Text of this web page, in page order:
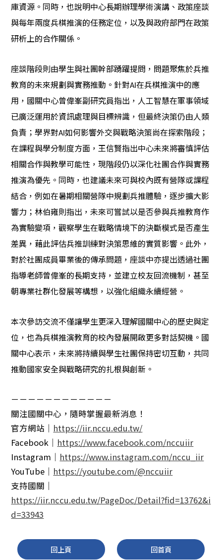
庫資源。同時，也說明中心長期辦理學術演講、政策座談
與每年兩度兵棋推演的任務定位，以及與政府部門在政策
研析上的合作關係。
座談階段則由學生與社團幹部踴躍提問，問題聚焦於兵推
教育的未來規劃與實務推動。針對AI在兵棋推演中的應
用，國關中心曾偉峯副研究員指出，人工智慧在軍事領域
已廣泛運用於資訊處理與目標辨識，但最終決策仍由人類
負責；學界對AI如何影響外交與戰略決策尚在探索階段；
在課程與學分制度方面，王信賢指出中心未來將審慎評估
相關合作與教學可能性，現階段仍以深化社團合作與實務
推演為優先。同時，也建議未來可與校內既有營隊或課程
結合，例如在暑期相關營隊中規劃兵推體驗，逐步擴大影
響力；林伯雍則指出，未來可嘗試以是否參與兵推教育作
為實驗變項，觀察學生在戰略情境下的決斷模式是否產生
差異，藉此評估兵推訓練對決策思維的實質影響。此外，
對於社團成員畢業後的傳承問題，座談中亦提出透過社團
指導老師曾偉峯的長期支持，並建立校友回流機制，甚至
朝專業社群化發展等構想，以強化組織永續經營。
本次參訪交流不僅讓學生更深入理解國關中心的歷史與定
位，也為兵棋推演教育的校內發展開啟更多對話契機。國
關中心表示，未來將持續與學生社團保持密切互動，共同
推動國家安全與戰略研究的扎根與創新。
－－－－－－－－－－－－
關注國關中心，隨時掌握最新消息！
官方網站｜ https://iir.nccu.edu.tw/
Facebook｜ https://www.facebook.com/nccuiir
Instagram｜ https://www.instagram.com/nccu_iir
YouTube｜ https://youtube.com/@nccuiir
支持國關｜
https://iir.nccu.edu.tw/PageDoc/Detail?fid=13762&i
d=33943
回上頁 回首頁